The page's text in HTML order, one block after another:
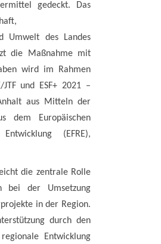
gedeckt. Das
Umwelt des Landes
die Maßnahme mit
wird im Rahmen
JTF und ESF+ 2021 –
aus Mitteln der
dem Europäischen
(EFRE),
die zentrale Rolle
bei der Umsetzung
in der Region.
durch den
Entwicklung